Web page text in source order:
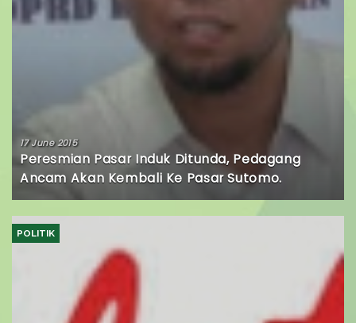
17 June 2015
Peresmian Pasar Induk Ditunda, Pedagang
Ancam Akan Kembali Ke Pasar Sutomo.
POLITIK